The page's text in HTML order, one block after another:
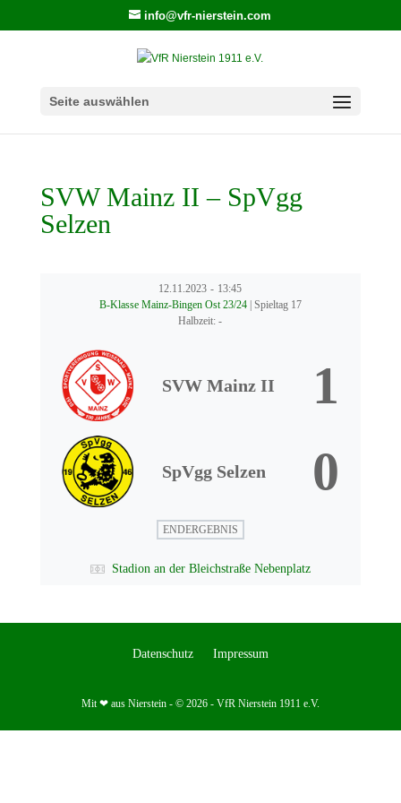
info@vfr-nierstein.com
Seite auswählen
SVW Mainz II – SpVgg
Selzen
12.11.2023 - 13:45
B-Klasse Mainz-Bingen Ost 23/24 | Spieltag 17
Halbzeit: -
SVW Mainz II 1
SpVgg Selzen 0
ENDERGEBNIS
Stadion an der Bleichstraße Nebenplatz
Datenschutz Impressum
Mit ❤ aus Nierstein - © 2026 - VfR Nierstein 1911 e.V.